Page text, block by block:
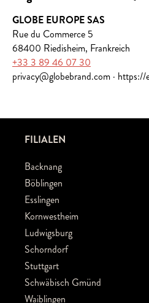
GLOBE EUROPE SAS
Rue du Commerce 5
68400 Riedisheim, Frankreich
+33 3 89 46 07 30
privacy@globebrand.com ·
FILIALEN
Backnang
Böblingen
Esslingen
Kornwestheim
Ludwigsburg
Schorndorf
Stuttgart
Schwäbisch Gmünd
Waiblingen